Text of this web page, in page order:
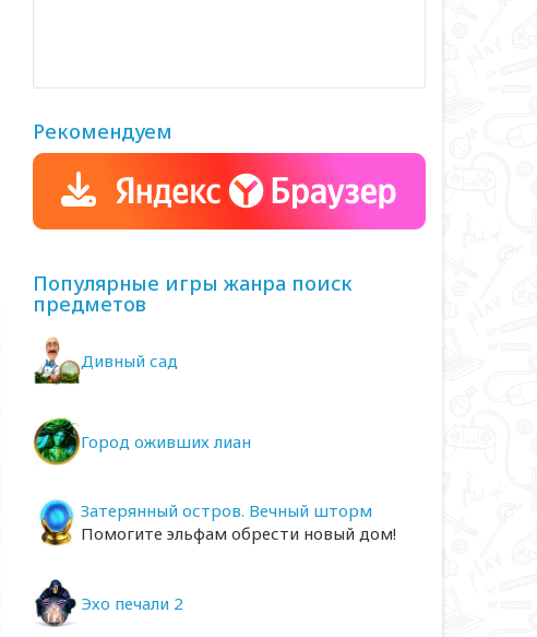
Рекомендуем
Популярные игры жанра поиск
предметов
Дивный сад
Город оживших лиан
Затерянный остров. Вечный шторм
Помогите эльфам обрести новый дом!
Эхо печали 2